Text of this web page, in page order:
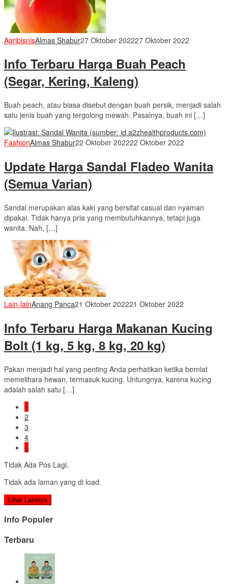
AgribisnisAlmas Shabur27 Oktober 202227 Oktober 2022
Info Terbaru Harga Buah Peach
(Segar, Kering, Kaleng)
Buah peach, atau biasa disebut dengan buah persik, menjadi salah
satu jenis buah yang tergolong mewah. Pasalnya, buah ini […]
FashionAlmas Shabur22 Oktober 202222 Oktober 2022
Update Harga Sandal Fladeo Wanita
(Semua Varian)
Sandal merupakan alas kaki yang bersifat casual dan nyaman
dipakai. Tidak hanya pria yang membutuhkannya, tetapi juga
wanita. Nah, […]
Lain-lainAnang Panca21 Oktober 202221 Oktober 2022
Info Terbaru Harga Makanan Kucing
Bolt (1 kg, 5 kg, 8 kg, 20 kg)
Pakan menjadi hal yang penting Anda perhatikan ketika berniat
memelihara hewan, termasuk kucing. Untungnya, karena kucing
adalah salah satu […]
1
2
3
4
»
Tidak Ada Pos Lagi.
Tidak ada laman yang di load.
Lihat Lainnya
Info Populer
Terbaru